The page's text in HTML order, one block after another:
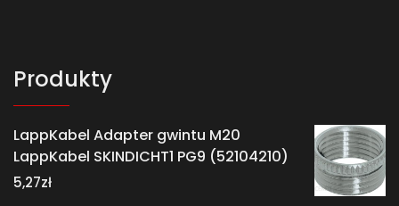
Produkty
LappKabel Adapter gwintu M20
LappKabel SKINDICHT1 PG9 (52104210)
5,27zł